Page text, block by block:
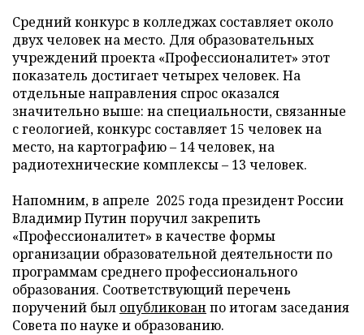
Средний конкурс в колледжах составляет около
двух человек на место. Для образовательных
учреждений проекта «Профессионалитет» этот
показатель достигает четырех человек. На
отдельные направления спрос оказался
значительно выше: на специальности, связанные
с геологией, конкурс составляет 15 человек на
место, на картографию – 14 человек, на
радиотехнические комплексы – 13 человек.
Напомним, в апреле 2025 года президент России
Владимир Путин поручил закрепить
«Профессионалитет» в качестве формы
организации образовательной деятельности по
программам среднего профессионального
образования. Соответствующий перечень
поручений был опубликован по итогам заседания
Совета по науке и образованию.